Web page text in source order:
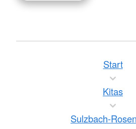
Start
Kitas
Sulzbach-